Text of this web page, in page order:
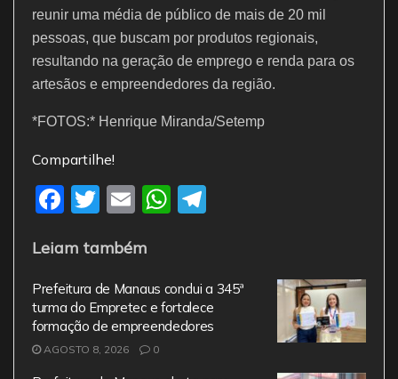
reunir uma média de público de mais de 20 mil
pessoas, que buscam por produtos regionais,
resultando na geração de emprego e renda para os
artesãos e empreendedores da região.
*FOTOS:* Henrique Miranda/Setemp
Compartilhe!
F
c
e
b
o
o
T
itt
er
E
ai
l
W
s
A
p
p
gr
a
m
Leiam também
Prefeitura de Manaus conclui a 345ª
turma do Empretec e fortalece
formação de empreendedores
AGOSTO 8, 2026 0